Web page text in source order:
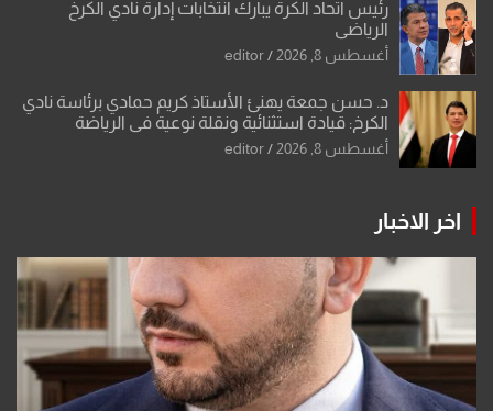
رئيس اتحاد الكرة يبارك انتخابات إدارة نادي الكرخ
الرياضي
أغسطس 8, 2026 editor
د. حسن جمعة يهنئ الأستاذ كريم حمادي برئاسة نادي
الكرخ: قيادة استثنائية ونقلة نوعية في الرياضة
العراقية
أغسطس 8, 2026 editor
اخر الاخبار